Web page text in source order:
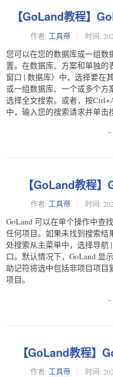
【GoLand教程】
作者: 工具帝 时间:
您可以在您的数据库或一组数
置。在数据库、方案和单独的
窗口 | 数据库）中，选择要在
或一组数据库、一个或多个
选择全文搜索。或者，按
中，输入您的搜索请求并单击
-
【GoLand教程
作者: 工具帝 时间:
GoLand 可以在单个操作中查
任何项目。如果未找到搜索结
处搜索 从主菜单中，选择导航
口。默认情况下，GoLand 显
助记符将选中包括非项目项目
项目。
-
【GoLand教程】
作者: 工具帝 时间: